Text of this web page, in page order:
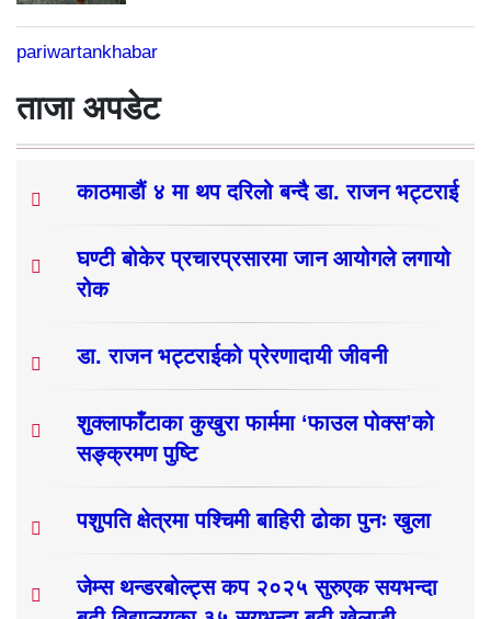
pariwartankhabar
ताजा अपडेट
काठमाडौं ४ मा थप दरिलो बन्दै डा. राजन भट्टराई
घण्टी बोकेर प्रचारप्रसारमा जान आयोगले लगायो
रोक
डा. राजन भट्टराईको प्रेरणादायी जीवनी
शुक्लाफाँटाका कुखुरा फार्ममा ‘फाउल पोक्स’को
सङ्क्रमण पुष्टि
पशुपति क्षेत्रमा पश्चिमी बाहिरी ढोका पुनः खुला
जेम्स थन्डरबोल्ट्स कप २०२५ सुरुएक सयभन्दा